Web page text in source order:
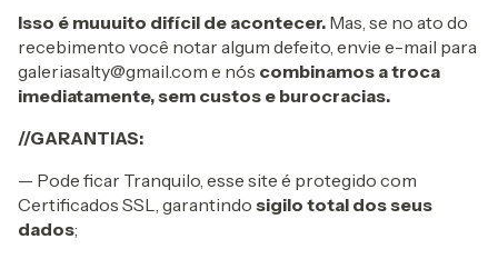
Isso é muuuito difícil de acontecer. Mas, se no ato do
recebimento você notar algum defeito, envie e-mail para
galeriasalty@gmail.com e nós combinamos a troca
imediatamente, sem custos e burocracias.
//GARANTIAS:
— Pode ficar Tranquilo, esse site é protegido com
Certificados SSL, garantindo sigilo total dos seus
dados;